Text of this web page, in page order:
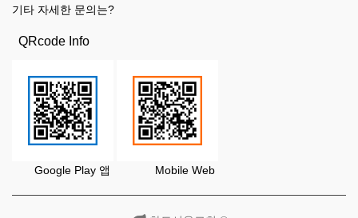
기타 자세한 문의는?
QRcode Info
Google Play 앱 Mobile Web